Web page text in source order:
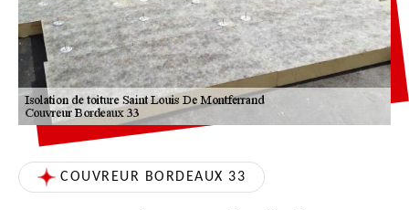
COUVREUR BORDEAUX 33